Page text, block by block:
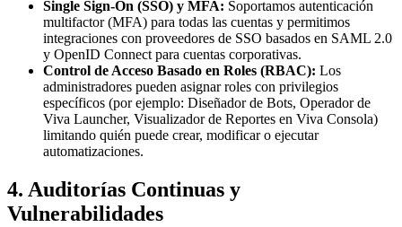
Single Sign-On (SSO) y MFA: Soportamos autenticación
multifactor (MFA) para todas las cuentas y permitimos
integraciones con proveedores de SSO basados en SAML 2.0
y OpenID Connect para cuentas corporativas.
Control de Acceso Basado en Roles (RBAC): Los
administradores pueden asignar roles con privilegios
específicos (por ejemplo: Diseñador de Bots, Operador de
Viva Launcher, Visualizador de Reportes en Viva Consola)
limitando quién puede crear, modificar o ejecutar
automatizaciones.
4. Auditorías Continuas y
Vulnerabilidades